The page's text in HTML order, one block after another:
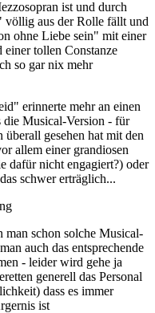
ist und durch
völlig aus der Rolle fällt und
ohne Liebe sein" mit einer
einer tollen Constanze
so gar nix mehr
erinnerte mehr an einen
Musical-Version - für
überall gesehen hat mit den
allem einer grandiosen
dafür nicht engagiert?) oder
schwer erträglich...
man schon solche Musical-
auch das entsprechende
- leider wird gehe ja
generell das Personal
dass es immer
ist